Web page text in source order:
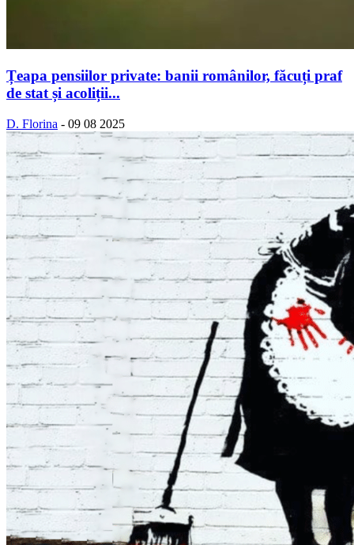
Țeapa pensiilor private: banii românilor, făcuți praf
de stat și acoliții...
D. Florina - 09 08 2025